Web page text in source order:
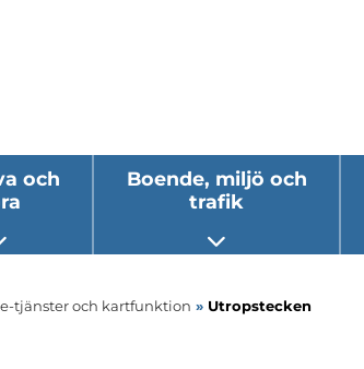
och
undermeny
Boende, miljö och
trafik
Öppna undermeny
tjänster och kartfunktion » Utropstecken